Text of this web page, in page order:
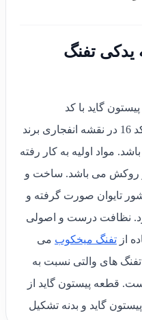
یدکی تفنگ
پیستون گاید با کد
اختصاصی کالا عمران 320023 و کد 16 در نقشه انفجاری برند
مواد اولیه به کار رفته
و روکش می باشد. ساخت و
تایوان صورت گرفته و
نظافت درست و اصولی
از تفنگ میخکوب می
های والتی نسبت به
قطعه پیستون گاید از
گاید و بدنه تشکیل